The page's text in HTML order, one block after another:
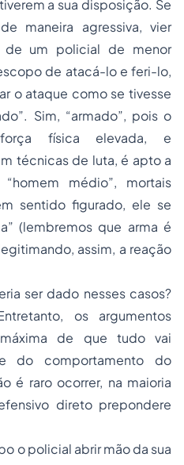
a sua disposição. Se
maneira agressiva, vier
de um policial de menor
de atacá-lo e feri-lo,
o ataque como se tivesse
Sim, “armado”, pois o
física elevada, e
técnicas de luta, é apto a
médio”, mortais
sentido figurado, ele se
(lembremos que arma é
assim, a reação
ser dado nesses casos?
os argumentos
de que tudo vai
do comportamento do
é raro ocorrer, na maioria
direto prepondere
o policial abrir mão da sua